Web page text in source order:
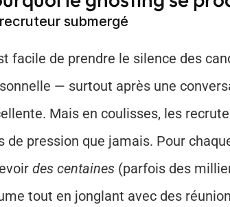
submergé
facile de prendre le silence des
— surtout après une
Mais en coulisses, les
de pression que jamais. Pour
des centaines (parfois des
tout en jonglant avec des